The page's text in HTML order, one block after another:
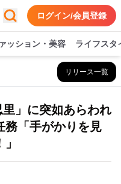
ログイン/会員登録
ッション・美容 ライフスタ
リリース一覧
里」に突如あらわれ
務「手がかりを見